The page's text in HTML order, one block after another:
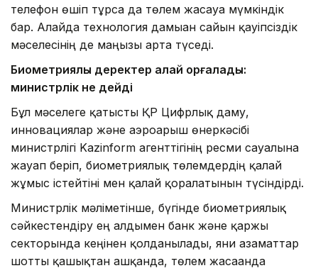
телефон өшіп тұрса да төлем жасауға мүмкіндік
бар. Алайда технология дамыған сайын қауіпсіздік
мәселесінің де маңызы арта түседі.
Биометриялық деректер қалай қорғалады:
министрлік не дейді
Бұл мәселеге қатысты ҚР Цифрлық даму,
инновациялар және аэроғарыш өнеркәсібі
министрлігі Kazinform агенттігінің ресми сауалына
жауап беріп, биометриялық төлемдердің қалай
жұмыс істейтіні мен қалай қорғалатынын түсіндірді.
Министрлік мәліметінше, бүгінде биометриялық
сәйкестендіру ең алдымен банк және қаржы
секторында кеңінен қолданылады, яғни азаматтар
шотты қашықтан ашқанда, төлем жасағанда